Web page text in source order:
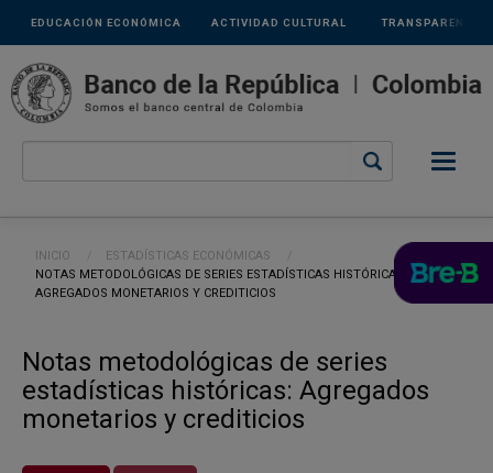
Pasar al contenido principal
Links
secundarios
ACTIVIDAD CULTURAL
EDUCACIÓN ECONÓMICA TRANSPARENCIA
Ruta de navegación
INICIO
ESTADÍSTICAS ECONÓMICAS
CURRENT:
NOTAS METODOLÓGICAS DE SERIES ESTADÍSTICAS HISTÓRICAS:
AGREGADOS MONETARIOS Y CREDITICIOS
Notas metodológicas de series
estadísticas históricas: Agregados
monetarios y crediticios